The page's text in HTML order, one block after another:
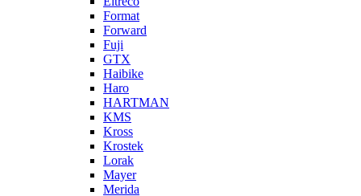
Format
Forward
Fuji
GTX
Haibike
Haro
HARTMAN
KMS
Kross
Krostek
Lorak
Mayer
Merida